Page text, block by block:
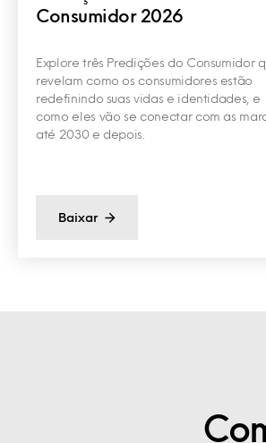
Consumidor 2026
Explore três Predições do Consumidor
revelam como os consumidores estão
redefinindo suas vidas e identidades, e
como eles vão se conectar com as
até 2030 e depois.
Baixar